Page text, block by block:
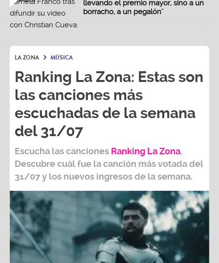
llevando el premio mayor, sino a un
borracho, a un pegalón"
LA ZONA MÚSICA
Ranking La Zona: Estas son
las canciones más
escuchadas de la semana
del 31/07
Escucha las canciones Ranking La Zona.
Descubre cuál fue la canción más votada del
31/07y los nuevos ingresos de la semana.